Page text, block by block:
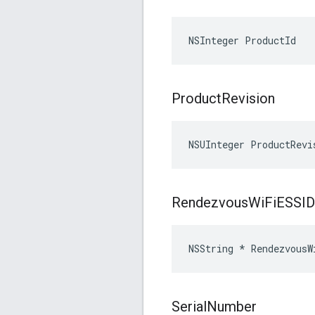
NSInteger ProductId
ProductRevision
NSUInteger
RendezvousWiFiESSID
NSString *
SerialNumber